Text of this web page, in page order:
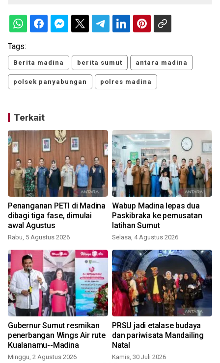
Tags:
Berita madina berita sumut antara madina
polsek panyabungan polres madina
Terkait
Penanganan PETI di Madina
dibagi tiga fase, dimulai
awal Agustus
Rabu, 5 Agustus 2026
Wabup Madina lepas dua
Paskibraka ke pemusatan
latihan Sumut
Selasa, 4 Agustus 2026
Gubernur Sumut resmikan
penerbangan Wings Air rute
Kualanamu--Madina
Minggu, 2 Agustus 2026
PRSU jadi etalase budaya
dan pariwisata Mandailing
Natal
Kamis, 30 Juli 2026